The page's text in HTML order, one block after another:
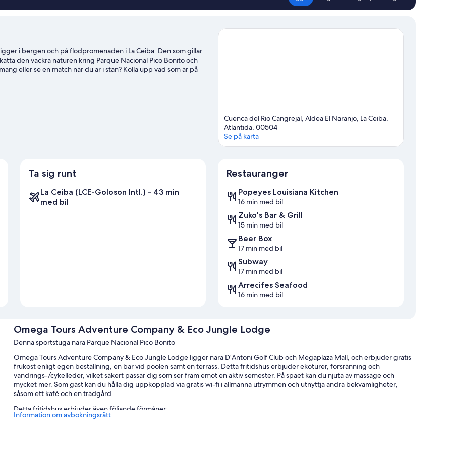
i bergen och på flodpromenaden i La Ceiba. Den som gillar
den vackra naturen kring Parque Nacional Pico Bonito och
eller se en match när du är i stan? Kolla upp vad som är på
källorna i området, eller få lite frisk luft och prova på ziplining,
Cuenca del Rio Cangrejal, Aldea El Naranjo, La Ceiba,
Atlantida, 00504
Se på karta
Ta sig runt
La Ceiba (LCE-Goloson Intl.) - 43 min
med bil
Restauranger
Popeyes Louisiana Kitchen
16 min med bil
Zuko's Bar & Grill
15 min med bil
Beer Box
17 min med bil
Subway
17 min med bil
Arrecifes Seafood
16 min med bil
Omega Tours Adventure Company & Eco Jungle Lodge
Denna sportstuga nära Parque Nacional Pico Bonito
Omega Tours Adventure Company & Eco Jungle Lodge ligger nära D’Antoni Golf Club och Megaplaza Mall, och erbjuder gratis
frukost enligt egen beställning, en bar vid poolen samt en terrass. Detta fritidshus erbjuder ekoturer, forsränning och
vandrings-/cykelleder, vilket säkert passar dig som ser fram emot en aktiv semester. På spaet kan du njuta av massage och
mycket mer. Som gäst kan du hålla dig uppkopplad via gratis wi-fi i allmänna utrymmen och utnyttja andra bekvämligheter,
såsom ett kafé och en trädgård.
Detta fritidshus erbjuder även följande förmåner:
Information om avbokningsrätt